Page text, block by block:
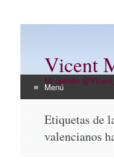
Vicent
Mi opinión
Menú
contenido
Etiquetas de
valencianos